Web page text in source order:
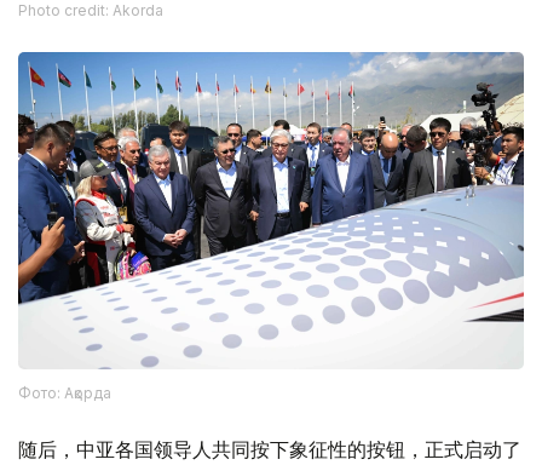
Photo credit: Akorda
Фото: Ақорда
随后，中亚各国领导人共同按下象征性的按钮，正式启动了